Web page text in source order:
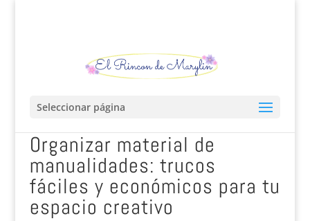
Seleccionar página
Organizar material de
manualidades: trucos
fáciles y económicos para tu
espacio creativo